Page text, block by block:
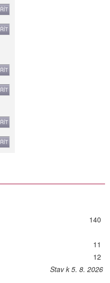
140
11
12
Stav k 5. 8. 2026